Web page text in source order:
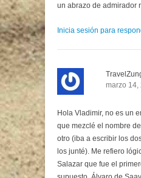
un abrazo de admirador
Inicia sesión para
marzo 14,
Hola Vladimir, no es un
que mezclé el nombre
otro (iba a escribir los
los junté). Me refiero
Salazar que fue el